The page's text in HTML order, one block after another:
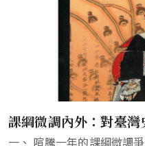
課綱微調內外：對臺灣
一、 喧騰一年的課綱微調